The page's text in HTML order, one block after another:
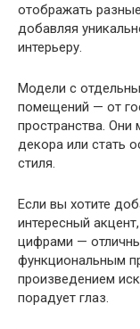
отображать
добавляя
интерьеру.
Модели с
помещений — от
пространства. Они
декора или стать
стиля.
Если вы хотите
интересный
цифрами —
функциональным
произведением
порадует глаз.